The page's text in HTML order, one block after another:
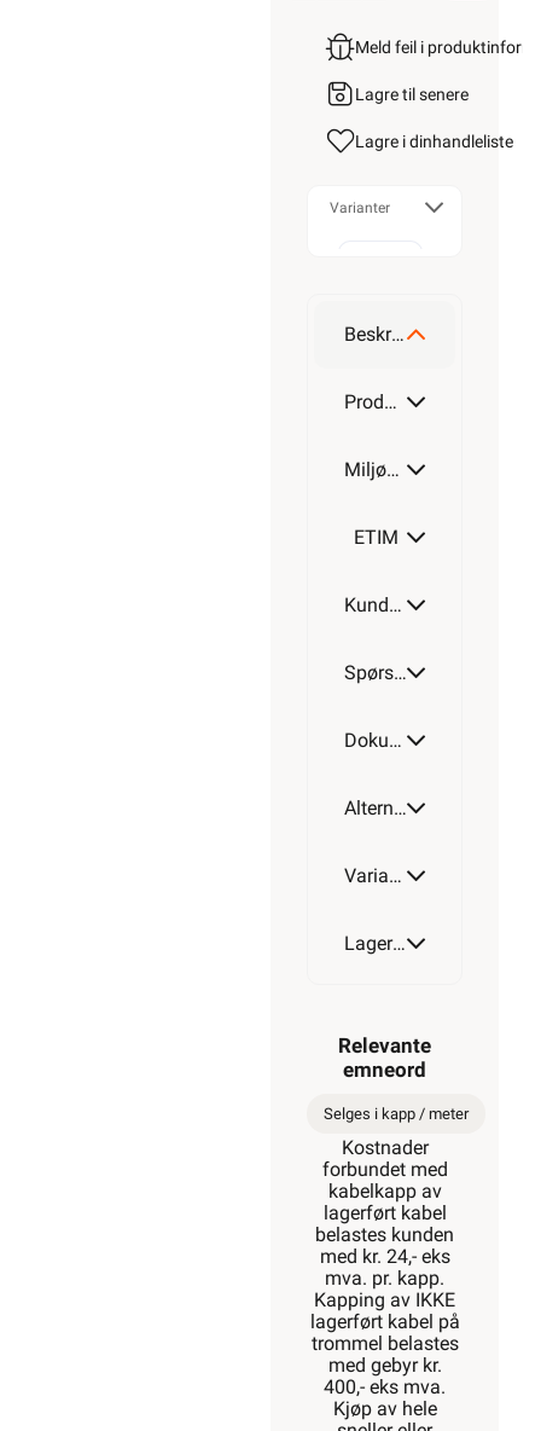
Meld feil i
Lagre til senere
Lagre i dinhandleliste
Varianter
Beskrivelse
Produktdetaljer
Miljøparametere
ETIM
Kundeomtale
Spørsmål og svar
Dokumentasjon
Alternative artikler
Varianter av artikkel
Lagerstatus
Relevante
emneord
Selges i kapp / meter
Kostnader
forbundet med
kabelkapp av
lagerført kabel
belastes kunden
med kr. 24,- eks
mva. pr. kapp.
Kapping av IKKE
lagerført kabel på
trommel belastes
med gebyr kr.
400,- eks mva.
Kjøp av hele